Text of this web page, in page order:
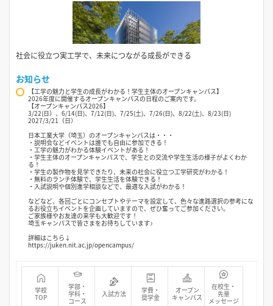
社会に役立つ実工学で、未来につながる成長ができる
お知らせ
【工学の魅力と学生の成長がわかる！学生主体のオープンキャンパス】
2026年度に開催するオープンキャンパスの日程のご案内です。
【オープンキャンパス2026】
3/22(日）、6/14(日)、7/12(日)、7/25(土)、7/26(日)、8/22(土)、8/23(日)
2027/3/21（日）
日本工業大学（埼玉）のオープンキャンパスは・・・
・説明会などイベントは誰でも自由に参加できる！
・工学の魅力がわかる体験イベントがある！
・学生主体のオープンキャンパスで、学生との交流や学生生活の様子がよくわか
る！
・学生の製作物を見学できたり、未来の社会に役立つ工学研究がわかる！
・無料のランチ体験で、学生生活を体験できる！
・入試説明や個別進学相談などで、最適な入試がわかる！
などなど、各回ごとにコンセプトやテーマを設定して、色々な進路選択の参考にな
るお役立ちイベントを企画していますので、ぜひ奮ってご参加ください。
ご家族様やお友達の来学も大歓迎です！
埼玉キャンパスで皆さまをお待ちしています♪
詳細はこちら↓
https://juken.nit.ac.jp/opencampus/
学校
TOP
学部・
学科・
コース
入試方法
学費・
奨学金
オープン
キャンパス
在校生・
先輩
メッセージ